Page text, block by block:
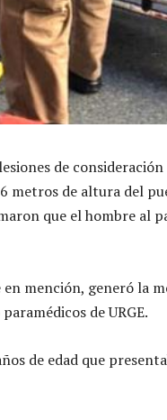
de
metros de altura del
que el hombre al
mención, generó la
de URGE.
de edad que